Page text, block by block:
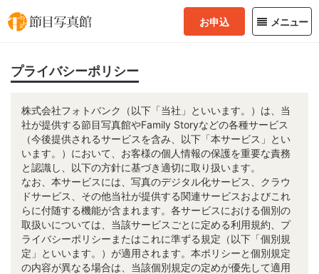
メニュー
お申込
プライバシーポリシー
株式会社フォトバンク（以下「当社」といいます。）は、当
社が提供する節目写真館やFamily Storyなどの各種サービス
（今後提供されるサービスを含み、以下「本サービス」とい
います。）において、お客様の個人情報の保護を重要な責務
と認識し、以下の方針に基づき適切に取り扱います。
なお、本サービスには、写真のデジタル化サービス、クラウ
ドサービス、その他当社が提供する関連サービスおよびこれ
らに付随する機能が含まれます。各サービスにおける個別の
取扱いについては、当該サービスごとに定める利用規約、プ
ライバシーポリシーまたはこれに準ずる規定（以下「個別規
定」といいます。）が適用されます。本ポリシーと個別規定
の内容が異なる場合は、当該個別規定の定めが優先して適用